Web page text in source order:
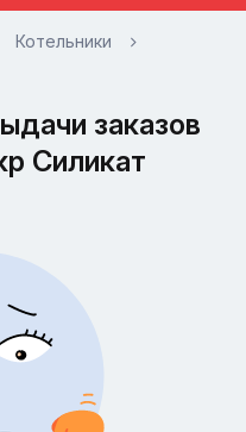
Котельники
заказов
Силикат